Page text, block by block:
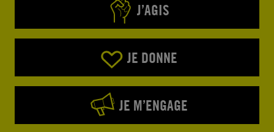
J’AGIS
JE DONNE
JE M’ENGAGE